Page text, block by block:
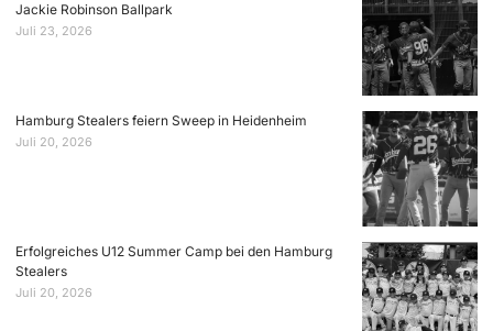
Jackie Robinson Ballpark
Juli 23, 2026
Hamburg Stealers feiern Sweep in Heidenheim
Juli 20, 2026
Erfolgreiches U12 Summer Camp bei den Hamburg
Stealers
Juli 20, 2026